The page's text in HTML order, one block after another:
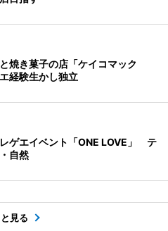
焼き菓子の店「ケイコマック
経験生かし独立
ゲエイベント「ONE LOVE」 テ
自然
見る